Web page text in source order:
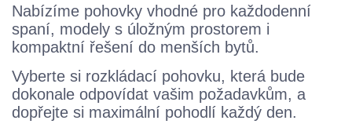
Nabízíme pohovky vhodné pro každodenní
spaní, modely s úložným prostorem i
kompaktní řešení do menších bytů.
Vyberte si rozkládací pohovku, která bude
dokonale odpovídat vašim požadavkům, a
dopřejte si maximální pohodlí každý den.